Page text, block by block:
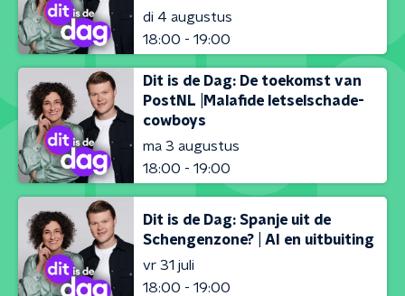
di 4 augustus
18:00 - 19:00
Dit is de Dag: De toekomst van
PostNL |Malafide letselschade-
cowboys
ma 3 augustus
18:00 - 19:00
Dit is de Dag: Spanje uit de
Schengenzone? | AI en uitbuiting
vr 31 juli
18:00 - 19:00